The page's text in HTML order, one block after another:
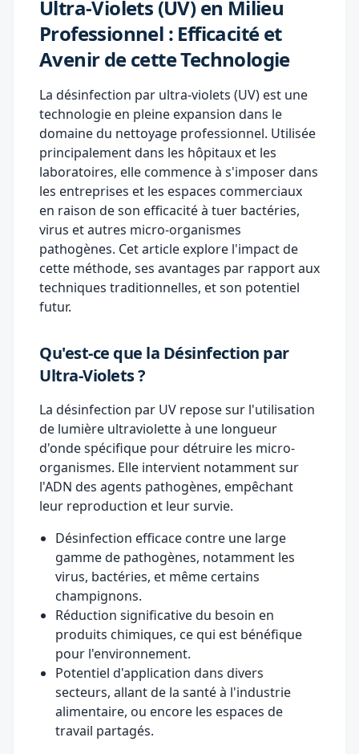
Ultra-Violets (UV) en Milieu
Professionnel : Efficacité et
Avenir de cette Technologie
La désinfection par ultra-violets (UV) est une
technologie en pleine expansion dans le
domaine du nettoyage professionnel. Utilisée
principalement dans les hôpitaux et les
laboratoires, elle commence à s'imposer dans
les entreprises et les espaces commerciaux
en raison de son efficacité à tuer bactéries,
virus et autres micro-organismes
pathogènes. Cet article explore l'impact de
cette méthode, ses avantages par rapport aux
techniques traditionnelles, et son potentiel
futur.
Qu'est-ce que la Désinfection par
Ultra-Violets ?
La désinfection par UV repose sur l'utilisation
de lumière ultraviolette à une longueur
d'onde spécifique pour détruire les micro-
organismes. Elle intervient notamment sur
l'ADN des agents pathogènes, empêchant
leur reproduction et leur survie.
Désinfection efficace contre une large
gamme de pathogènes, notamment les
virus, bactéries, et même certains
champignons.
Réduction significative du besoin en
produits chimiques, ce qui est bénéfique
pour l'environnement.
Potentiel d'application dans divers
secteurs, allant de la santé à l'industrie
alimentaire, ou encore les espaces de
travail partagés.